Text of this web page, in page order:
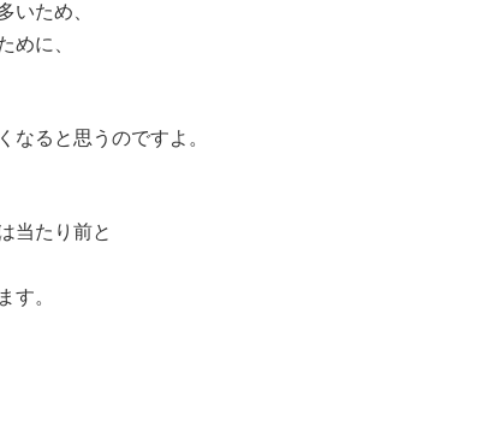
いため、
めに、
なると思うのですよ。
当たり前と
す。